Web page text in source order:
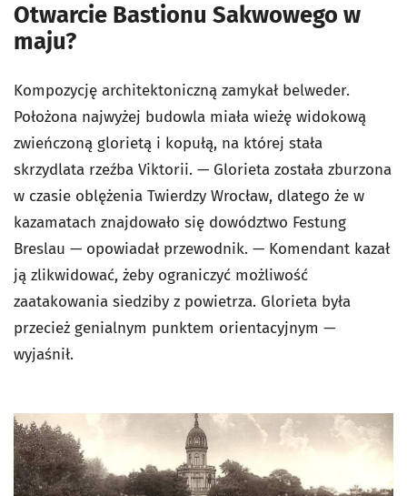
Otwarcie Bastionu Sakwowego w
maju?
Kompozycję architektoniczną zamykał belweder.
Położona najwyżej budowla miała wieżę widokową
zwieńczoną glorietą i kopułą, na której stała
skrzydlata rzeźba Viktorii. — Glorieta została zburzona
w czasie oblężenia Twierdzy Wrocław, dlatego że w
kazamatach znajdowało się dowództwo Festung
Breslau — opowiadał przewodnik. — Komendant kazał
ją zlikwidować, żeby ograniczyć możliwość
zaatakowania siedziby z powietrza. Glorieta była
przecież genialnym punktem orientacyjnym —
wyjaśnił.